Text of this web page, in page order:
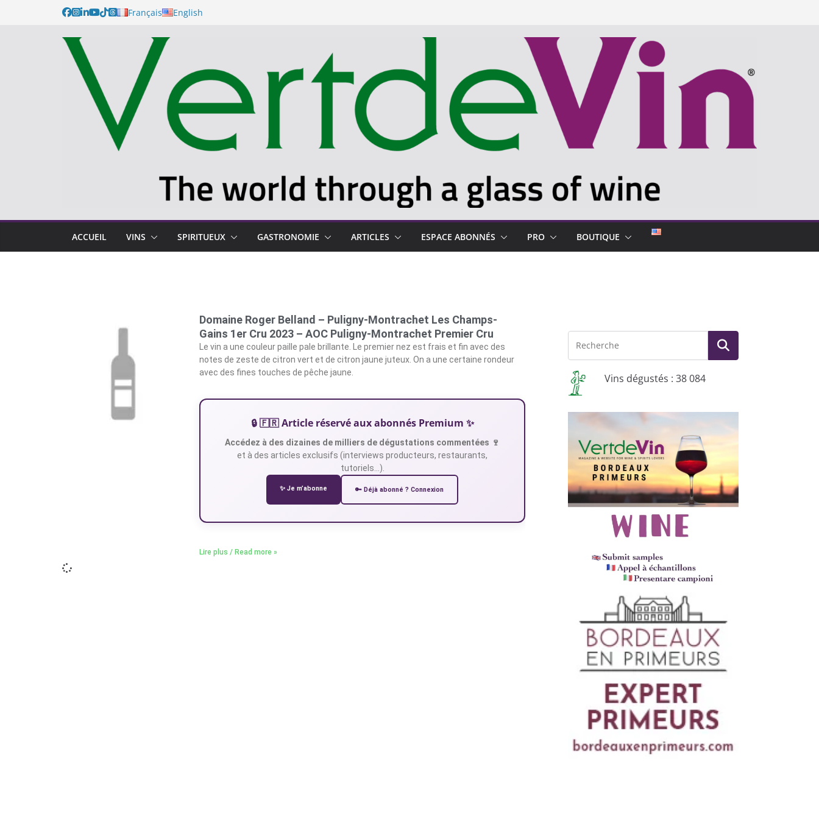
Français English
ACCUEIL VINS SPIRITUEUX GASTRONOMIE ARTICLES ESPACE ABONNÉS PRO BOUTIQUE
Domaine Roger Belland – Puligny-Montrachet Les Champs-
Gains 1er Cru 2023 – AOC Puligny-Montrachet Premier Cru
Le vin a une couleur paille pale brillante. Le premier nez est frais et fin avec des
notes de zeste de citron vert et de citron jaune juteux. On a une certaine rondeur
avec des fines touches de pêche jaune.
🔒 🇫🇷 Article réservé aux abonnés Premium ✨
Accédez à des dizaines de milliers de dégustations commentées 🍷
et à des articles exclusifs (interviews producteurs, restaurants,
tutoriels…).
✨ Je m’abonne 🔑 Déjà abonné ? Connexion
Lire plus / Read more »
Vins dégustés : 38 084